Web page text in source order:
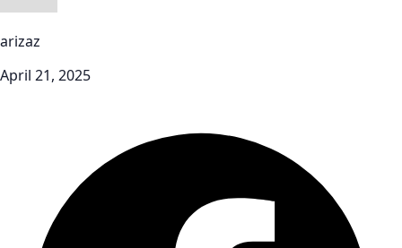
arizaz
April 21, 2025